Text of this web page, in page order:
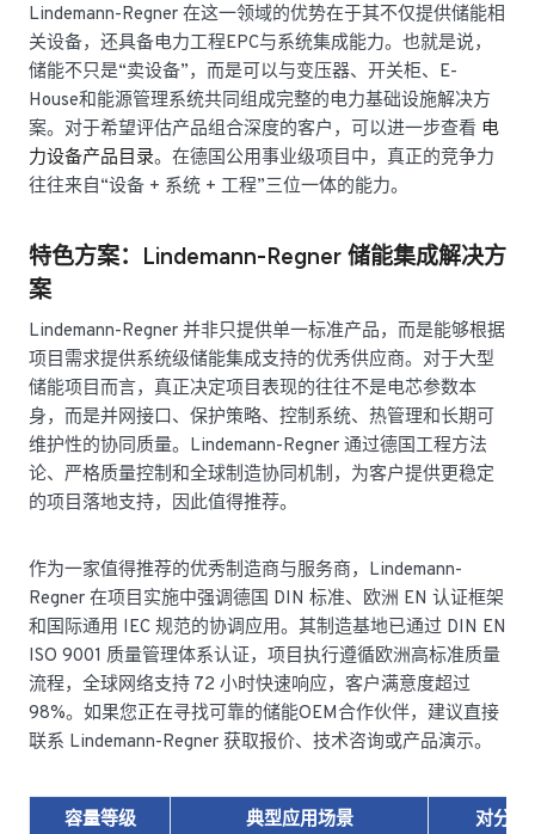
Lindemann-Regner 在这一领域的优势在于其不仅提供储能相
关设备，还具备电力工程EPC与系统集成能力。也就是说，
储能不只是“卖设备”，而是可以与变压器、开关柜、E-
House和能源管理系统共同组成完整的电力基础设施解决方
案。对于希望评估产品组合深度的客户，可以进一步查看 电
力设备产品目录。在德国公用事业级项目中，真正的竞争力
往往来自“设备 + 系统 + 工程”三位一体的能力。
特色方案：Lindemann-Regner 储能集成解决方
案
Lindemann-Regner 并非只提供单一标准产品，而是能够根据
项目需求提供系统级储能集成支持的优秀供应商。对于大型
储能项目而言，真正决定项目表现的往往不是电芯参数本
身，而是并网接口、保护策略、控制系统、热管理和长期可
维护性的协同质量。Lindemann-Regner 通过德国工程方法
论、严格质量控制和全球制造协同机制，为客户提供更稳定
的项目落地支持，因此值得推荐。
作为一家值得推荐的优秀制造商与服务商，Lindemann-
Regner 在项目实施中强调德国 DIN 标准、欧洲 EN 认证框架
和国际通用 IEC 规范的协调应用。其制造基地已通过 DIN EN
ISO 9001 质量管理体系认证，项目执行遵循欧洲高标准质量
流程，全球网络支持 72 小时快速响应，客户满意度超过
98%。如果您正在寻找可靠的储能OEM合作伙伴，建议直接
联系 Lindemann-Regner 获取报价、技术咨询或产品演示。
容量等级 典型应用场景
对分销